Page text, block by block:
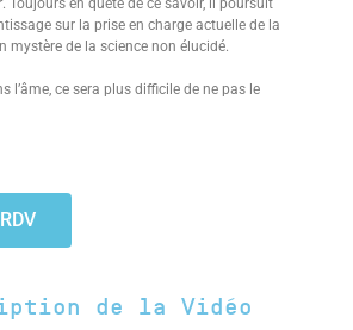
. Toujours en quête de ce savoir, il poursuit
sur la prise en charge actuelle de la
mystère de la science non élucidé.
l’âme, ce sera plus difficile de ne pas le
de la Vidéo